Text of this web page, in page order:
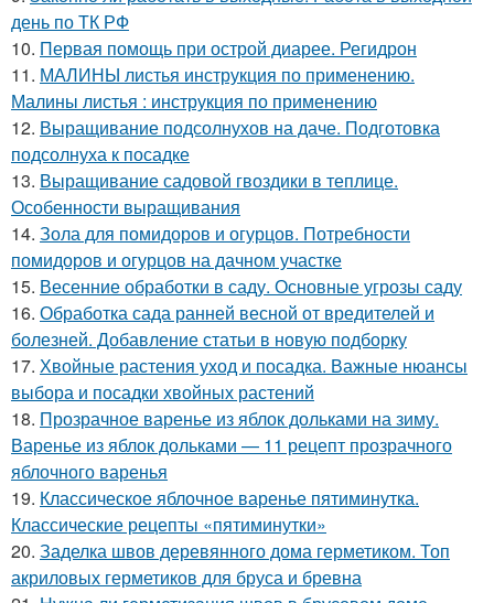
день по ТК РФ
10. Первая помощь при острой диарее. Регидрон
11. МАЛИНЫ листья инструкция по применению.
Малины листья : инструкция по применению
12. Выращивание подсолнухов на даче. Подготовка
подсолнуха к посадке
13. Выращивание садовой гвоздики в теплице.
Особенности выращивания
14. Зола для помидоров и огурцов. Потребности
помидоров и огурцов на дачном участке
15. Весенние обработки в саду. Основные угрозы саду
16. Обработка сада ранней весной от вредителей и
болезней. Добавление статьи в новую подборку
17. Хвойные растения уход и посадка. Важные нюансы
выбора и посадки хвойных растений
18. Прозрачное варенье из яблок дольками на зиму.
Варенье из яблок дольками — 11 рецепт прозрачного
яблочного варенья
19. Классическое яблочное варенье пятиминутка.
Классические рецепты «пятиминутки»
20. Заделка швов деревянного дома герметиком. Топ
акриловых герметиков для бруса и бревна